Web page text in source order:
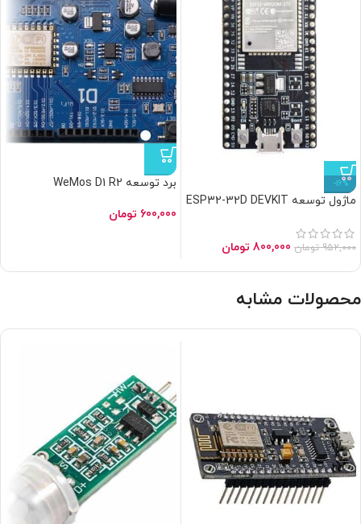
-16%
ماژول توسعه ESP32-32D DEVKIT
پایه ورژن 4
952,000 تومان 800,000 تومان
برد توسعه WeMos D1 R2
600,000 تومان
محصولات مشابه